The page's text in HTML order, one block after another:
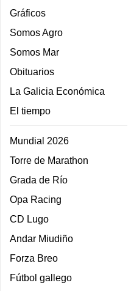
Gráficos
Somos Agro
Somos Mar
Obituarios
La Galicia Económica
El tiempo
Mundial 2026
Torre de Marathon
Grada de Río
Opa Racing
CD Lugo
Andar Miudiño
Forza Breo
Fútbol gallego